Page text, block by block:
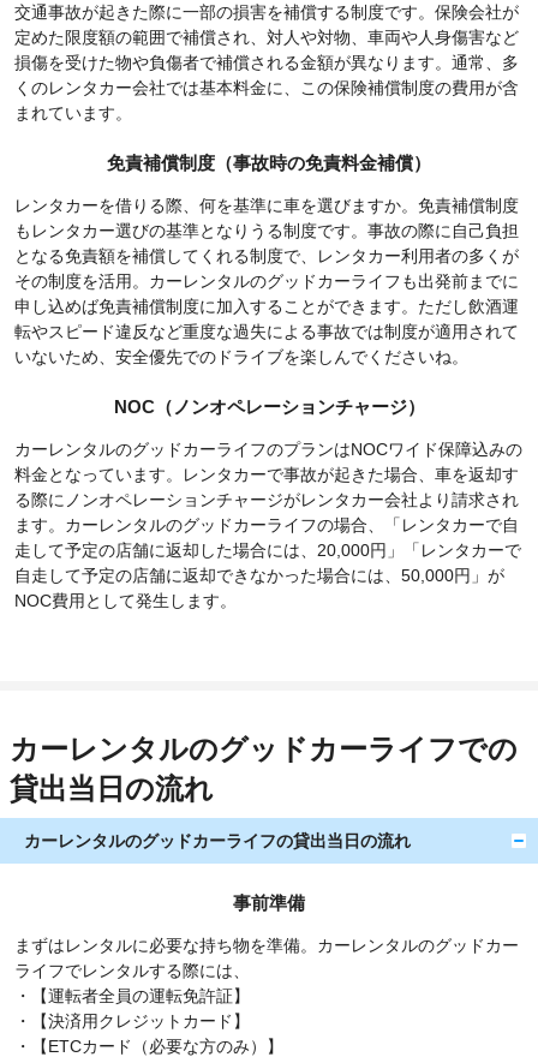
交通事故が起きた際に一部の損害を補償する制度です。保険会社が
定めた限度額の範囲で補償され、対人や対物、車両や人身傷害など
損傷を受けた物や負傷者で補償される金額が異なります。通常、多
くのレンタカー会社では基本料金に、この保険補償制度の費用が含
まれています。
免責補償制度（事故時の免責料金補償）
レンタカーを借りる際、何を基準に車を選びますか。免責補償制度
もレンタカー選びの基準となりうる制度です。事故の際に自己負担
となる免責額を補償してくれる制度で、レンタカー利用者の多くが
その制度を活用。カーレンタルのグッドカーライフも出発前までに
申し込めば免責補償制度に加入することができます。ただし飲酒運
転やスピード違反など重度な過失による事故では制度が適用されて
いないため、安全優先でのドライブを楽しんでくださいね。
NOC（ノンオペレーションチャージ）
カーレンタルのグッドカーライフのプランはNOCワイド保障込みの
料金となっています。レンタカーで事故が起きた場合、車を返却す
る際にノンオペレーションチャージがレンタカー会社より請求され
ます。カーレンタルのグッドカーライフの場合、「レンタカーで自
走して予定の店舗に返却した場合には、20,000円」「レンタカーで
自走して予定の店舗に返却できなかった場合には、50,000円」が
NOC費用として発生します。
カーレンタルのグッドカーライフでの
貸出当日の流れ
カーレンタルのグッドカーライフの貸出当日の流れ
事前準備
まずはレンタルに必要な持ち物を準備。カーレンタルのグッドカー
ライフでレンタルする際には、
・【運転者全員の運転免許証】
・【決済用クレジットカード】
・【ETCカード（必要な方のみ）】